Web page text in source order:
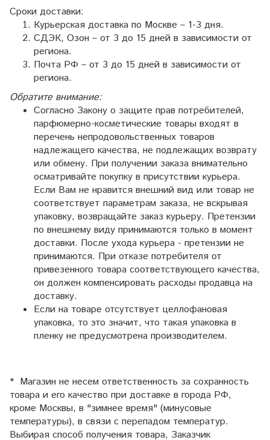
Сроки доставки:
Курьерская доставка по Москве – 1-3 дня.
СДЭК, Озон – от 3 до 15 дней в зависимости от
региона.
Почта РФ – от 3 до 15 дней в зависимости от
региона.
Обратите внимание:
Согласно Закону о защите прав потребителей,
парфюмерно-косметические товары входят в
перечень непродовольственных товаров
надлежащего качества, не подлежащих возврату
или обмену. При получении заказа внимательно
осматривайте покупку в присутствии курьера.
Если Вам не нравится внешний вид или товар не
соответствует параметрам заказа, не вскрывая
упаковку, возвращайте заказ курьеру. Претензии
по внешнему виду принимаются только в момент
доставки. После ухода курьера - претензии не
принимаются. При отказе потребителя от
привезенного товара соответствующего качества,
он должен компенсировать расходы продавца на
доставку.
Если на товаре отсутствует целлофановая
упаковка, то это значит, что такая упаковка в
пленку не предусмотрена производителем.
* Магазин не несем ответственность за сохранность
товара и его качество при доставке в города РФ,
кроме Москвы, в "зимнее время" (минусовые
температуры), в связи с перепадом температур.
Выбирая способ получения товара, Заказчик